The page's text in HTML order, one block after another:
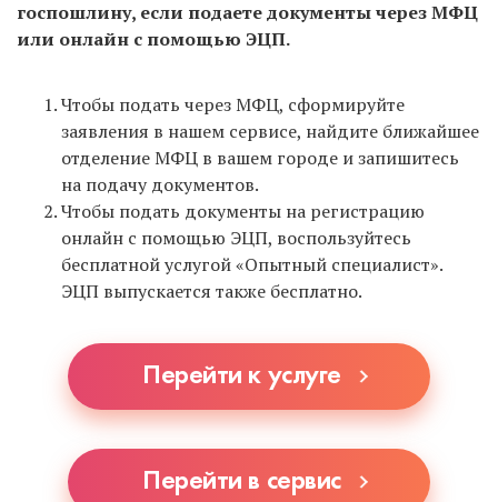
госпошлину, если подаете документы через МФЦ
или онлайн с помощью ЭЦП.
Чтобы подать через МФЦ, сформируйте
заявления в нашем сервисе, найдите ближайшее
отделение МФЦ в вашем городе и запишитесь
на подачу документов.
Чтобы подать документы на регистрацию
онлайн с помощью ЭЦП, воспользуйтесь
бесплатной услугой «Опытный специалист».
ЭЦП выпускается также бесплатно.
Перейти к услуге
Перейти в сервис